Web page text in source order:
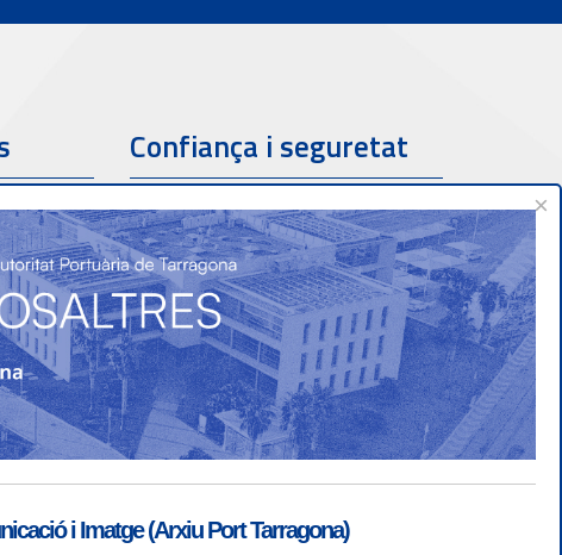
Confiança i seguretat
×
i Imatge (Arxiu Port Tarragona)